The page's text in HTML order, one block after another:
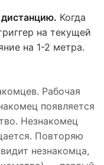
Когда
на текущей
на 1-2 метра.
Рабочая
появляется
Незнакомец
Повторяю
незнакомца,